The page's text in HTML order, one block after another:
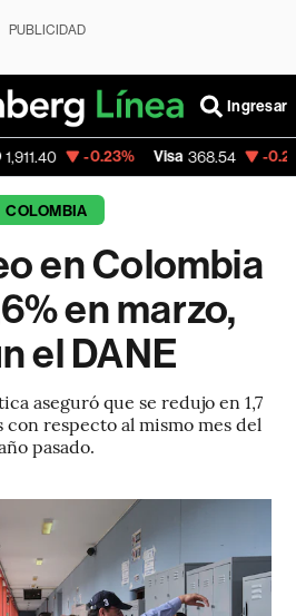
PUBLICIDAD
Ingresar
Visa 368.54 -0.28%
COLOMBIA
en Colombia
en marzo,
el DANE
aseguró que se redujo en 1,7
respecto al mismo mes del
pasado.